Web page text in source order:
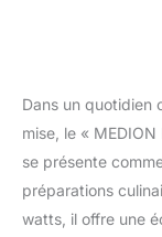
Dans un quotidien
mise, le «
se présente
préparations
watts, il offre une